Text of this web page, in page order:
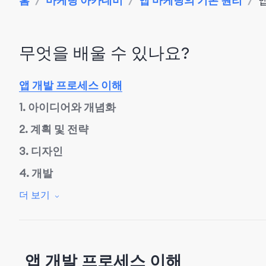
무엇을 배울 수 있나요?
앱 개발 프로세스 이해
1. 아이디어와 개념화
2. 계획 및 전략
3. 디자인
4. 개발
5. 테스트
더 보기
앱 개발 프로세스 이해